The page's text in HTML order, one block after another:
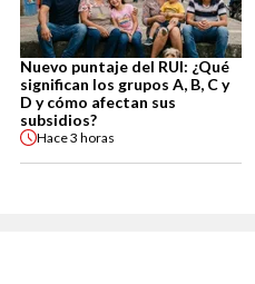
Nuevo puntaje del RUI: ¿Qué
significan los grupos A, B, C y
D y cómo afectan sus
subsidios?
Hace3 horas